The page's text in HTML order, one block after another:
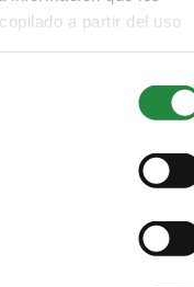
a partir del uso